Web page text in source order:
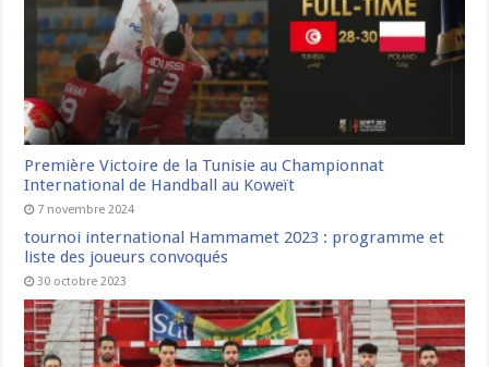
Première Victoire de la Tunisie au Championnat
International de Handball au Koweït
7 novembre 2024
tournoi international Hammamet 2023 : programme et
liste des joueurs convoqués
30 octobre 2023